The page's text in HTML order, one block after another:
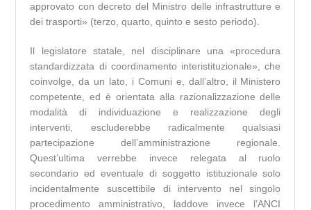
approvato con decreto del Ministro delle infrastrutture e
dei trasporti» (terzo, quarto, quinto e sesto periodo).
Il legislatore statale, nel disciplinare una «procedura
standardizzata di coordinamento interistituzionale», che
coinvolge, da un lato, i Comuni e, dall’altro, il Ministero
competente, ed è orientata alla razionalizzazione delle
modalità di individuazione e realizzazione degli
interventi, escluderebbe radicalmente qualsiasi
partecipazione dell’amministrazione regionale.
Quest’ultima verrebbe invece relegata al ruolo
secondario ed eventuale di soggetto istituzionale solo
incidentalmente suscettibile di intervento nel singolo
procedimento amministrativo, laddove invece l’ANCI